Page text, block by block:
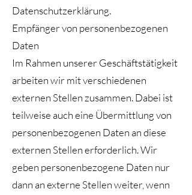
Datenschutzerklärung.
Empfänger von personenbezogenen
Daten
Im Rahmen unserer Geschäftstätigkeit
arbeiten wir mit verschiedenen
externen Stellen zusammen. Dabei ist
teilweise auch eine Übermittlung von
personenbezogenen Daten an diese
externen Stellen erforderlich. Wir
geben personenbezogene Daten nur
dann an externe Stellen weiter, wenn